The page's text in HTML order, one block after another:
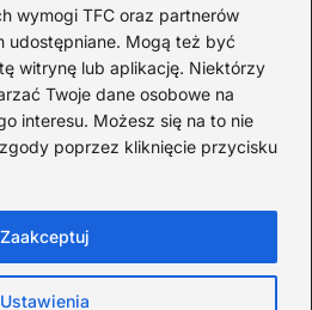
wymogi TFC oraz partnerów
udostępniane. Mogą też być
witrynę lub aplikację. Niektórzy
Twoje dane osobowe na
interesu. Możesz się na to nie
poprzez kliknięcie przycisku
Ustawienia
Zaakceptuj
znane ciekawostki o
Szymborskiej
07-16
ciekawostki o
07-15